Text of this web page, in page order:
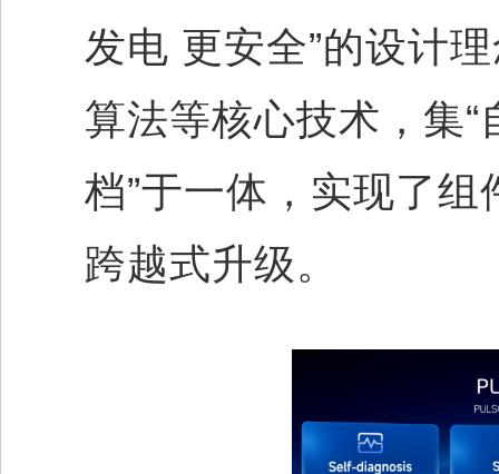
发电 更安全”的设计
算法等核心技术，集
档”于一体，实现了组
跨越式升级。